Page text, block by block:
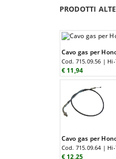
PRODOTTI
Cavo gas per
Cod. 715.09.56 |
€ 11,94
Cavo gas per
Cod. 715.09.64 |
€ 12,25